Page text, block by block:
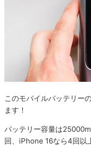
このモバイルバッテリー
ます！
バッテリー容量は
回、iPhone 16なら4回以